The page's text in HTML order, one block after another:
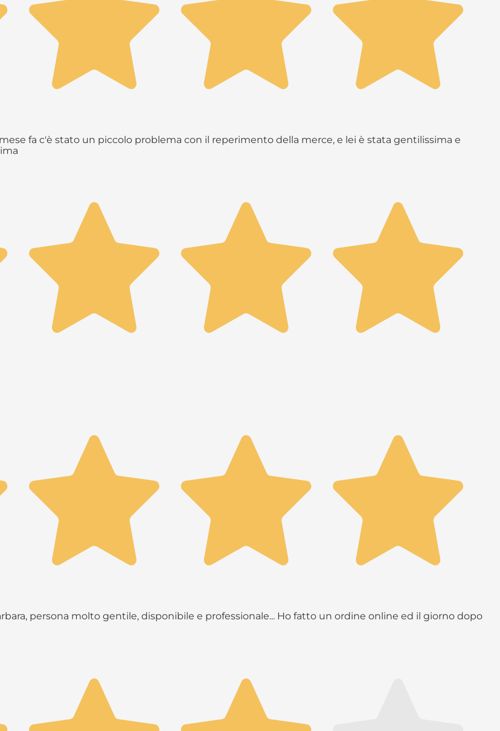
fa c'è stato un piccolo problema con il reperimento della merce, e lei è stata gentilissima e
persona molto gentile, disponibile e professionale... Ho fatto un ordine online ed il giorno dopo